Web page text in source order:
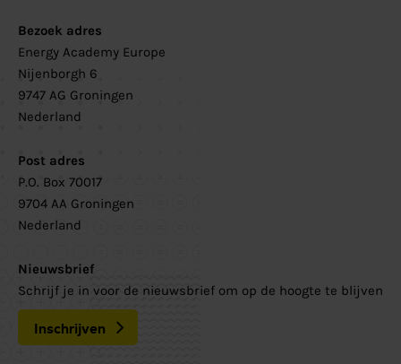
Bezoek adres
Energy Academy Europe
Nijenborgh 6
9747 AG Groningen
Nederland
Post adres
P.O. Box 70017
9704 AA Groningen
Nederland
Nieuwsbrief
Schrijf je in voor de nieuwsbrief om op de hoogte te blijven
Inschrijven